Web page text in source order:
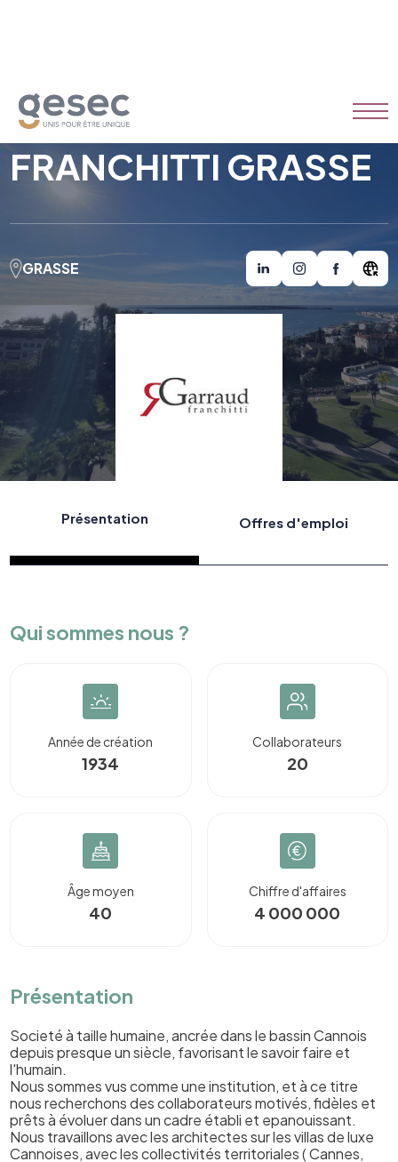
ETS GARRAUD
FRANCHITTI GRASSE
GRASSE
Présentation Offres d'emploi
Qui sommes nous ?
Année de création
1934
Collaborateurs
20
Âge moyen
40
Chiffre d'affaires
4 000 000
Présentation
Societé à taille humaine, ancrée dans le bassin Cannois
depuis presque un siècle, favorisant le savoir faire et
l'humain.
Nous sommes vus comme une institution, et à ce titre
nous recherchons des collaborateurs motivés, fidèles et
prêts à évoluer dans un cadre établi et epanouissant.
Nous travaillons avec les architectes sur les villas de luxe
Cannoises, avec les collectivités territoriales ( Cannes,